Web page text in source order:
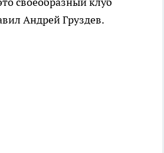
Андрей Груздев.